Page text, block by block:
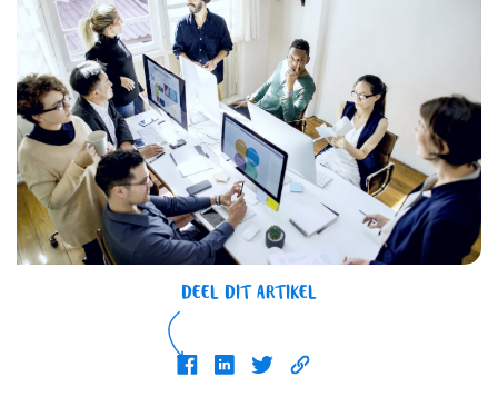
DEEL DIT ARTIKEL